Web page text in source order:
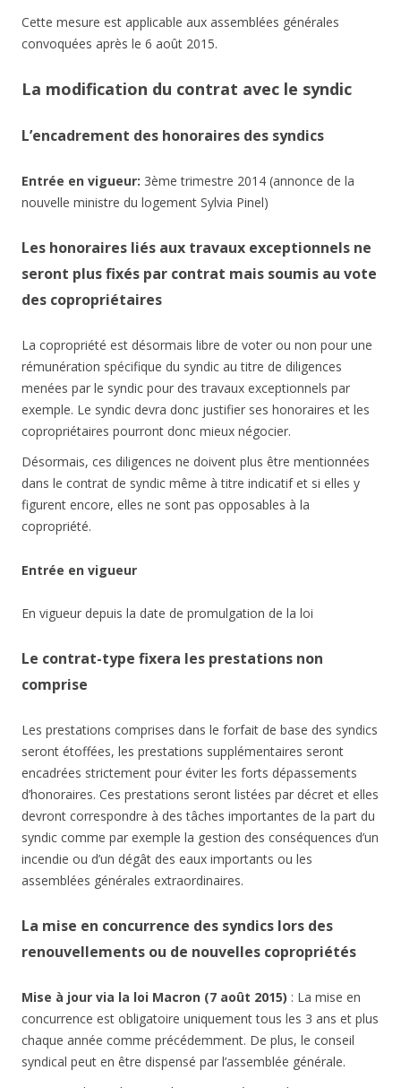
Cette mesure est applicable aux assemblées générales
convoquées après le 6 août 2015.
La modification du contrat avec le syndic
L’encadrement des honoraires des syndics
Entrée en vigueur: 3ème trimestre 2014 (annonce de la
nouvelle ministre du logement Sylvia Pinel)
Les honoraires liés aux travaux exceptionnels ne
seront plus fixés par contrat mais soumis au vote
des copropriétaires
La copropriété est désormais libre de voter ou non pour une
rémunération spécifique du syndic au titre de diligences
menées par le syndic pour des travaux exceptionnels par
exemple. Le syndic devra donc justifier ses honoraires et les
copropriétaires pourront donc mieux négocier.
Désormais, ces diligences ne doivent plus être mentionnées
dans le contrat de syndic même à titre indicatif et si elles y
figurent encore, elles ne sont pas opposables à la
copropriété.
Entrée en vigueur
En vigueur depuis la date de promulgation de la loi
Le contrat-type fixera les prestations non
comprise
Les prestations comprises dans le forfait de base des syndics
seront étoffées, les prestations supplémentaires seront
encadrées strictement pour éviter les forts dépassements
d’honoraires. Ces prestations seront listées par décret et elles
devront correspondre à des tâches importantes de la part du
syndic comme par exemple la gestion des conséquences d’un
incendie ou d’un dégât des eaux importants ou les
assemblées générales extraordinaires.
La mise en concurrence des syndics lors des
renouvellements ou de nouvelles copropriétés
Mise à jour via la loi Macron (7 août 2015) : La mise en
concurrence est obligatoire uniquement tous les 3 ans et plus
chaque année comme précédemment. De plus, le conseil
syndical peut en être dispensé par l’assemblée générale.